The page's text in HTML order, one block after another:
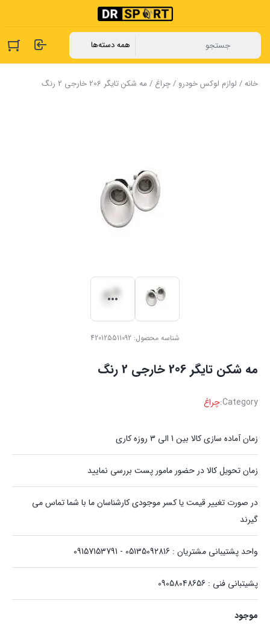
خانه/ لوازم لوکس خودرو /چراغ / مه شکن تایگر 206 خارجی 2 رنگ
شناسه محصول: 420125511092
مه شکن تایگر 206 خارجی 2 رنگ
Category:چراغ
زمان آماده سازی کالا بین 1 الی 3 روزه کاری
زمان تحویل کالا در حضور مامور پست بررسی نمایید
در صورت تغییر قیمت یا کسر موجودی کارشناسان ما با شما تماس می
گیرند
واحد پشتیبانی مشتریان : 05135092816 - 09157153791
پشیتبانی فنی : 09058048656
موجود